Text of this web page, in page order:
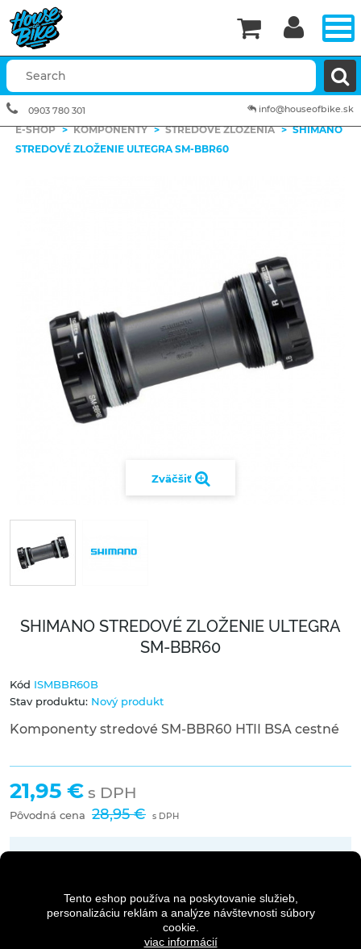
Tento eshop používa na poskytovanie služieb,
personalizáciu reklám a analýze návštevnosti súbory
cookie.
viac informácií
E-SHOP > KOMPONENTY > STREDOVÉ ZLOŽENIA > SHIMANO
STREDOVÉ ZLOŽENIE ULTEGRA SM-BBR60
Zväčšiť
SHIMANO STREDOVÉ ZLOŽENIE ULTEGRA
SM-BBR60
Kód ISMBBR60B
Stav produktu: Nový produkt
Komponenty stredové SM-BBR60 HTII BSA cestné
21,95 € s DPH
Pôvodná cena 28,95 € s DPH
Dostupnosť: skladom na predajni


info@houseofbike.sk
0903 780 301